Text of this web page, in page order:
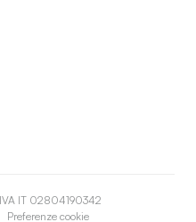
IT 02804190342
Preferenze cookie